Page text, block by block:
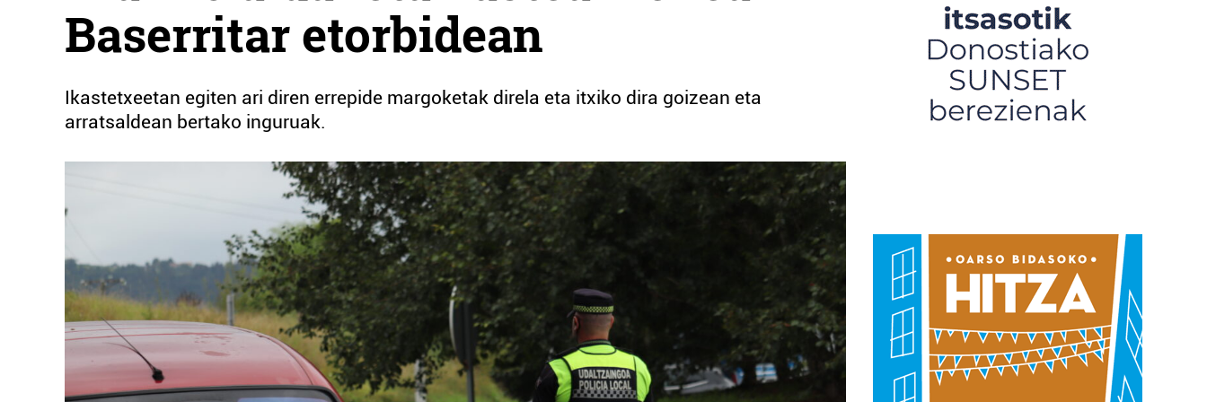
Baserritar etorbidean
Ikastetxeetan egiten ari diren errepide margoketak direla eta itxiko dira goizean eta
arratsaldean bertako inguruak.